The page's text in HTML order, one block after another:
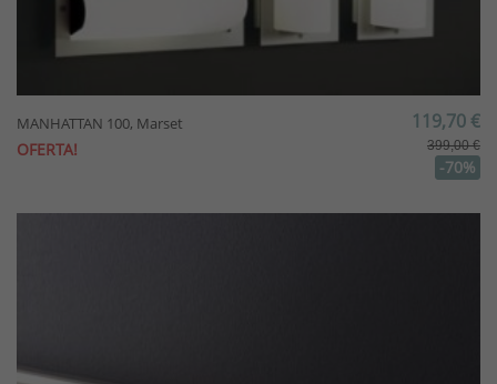
MANHATTAN 100, Marset
OFERTA!
119,70 €
399,00 €
-70%